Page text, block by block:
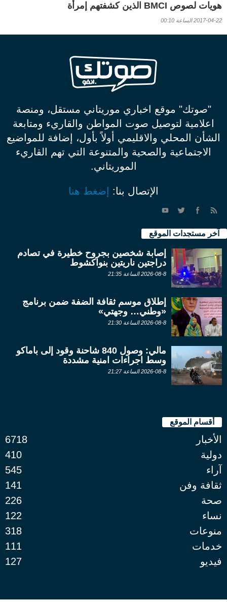
هويات لصوص BMCI الذين كشفتهم إمرأة
2017-04-22 الساعة 00:10
"صوتك" موقع اخباري موريتاني مستقل، ومنصة
اعلامية لتوصيل صوت المواطن والقاريء ومتابعة
الشأن المحلي والاقليمي أولاً بأول، إضافة للمواضيع
الاجتماعية والصحية والمتنوعة التي تهم القاريء
الموريتاني.
الإتصال بنا: إضغط هنا
آخر مستجدات الموقع
إصابة شخصين بجروح خطيرة في تصادم
دراجتين ناريتين بنواكشوط
2026-08-8 الساعة 21:35
إطلاق موسم ثقافة الضفة ضمن برنامج
«وطني… وجهتي»
2026-08-8 الساعة 21:30
مالي: وصول 840 شاحنة وقود إلى باماكو
وسط اجراءات امنية مشددة
2026-08-8 الساعة 21:27
أقسام الموقع
الأخبار
6718
دولية
410
آراء
545
ثقافة وفن
141
صحة
226
نساء
122
منوعات
318
خدمات
111
فيديو
127